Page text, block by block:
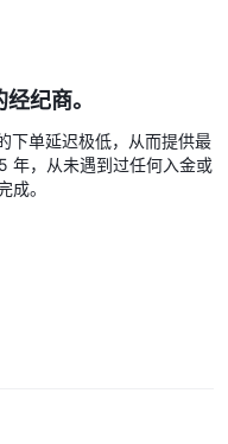
纪商。
下单延迟极低，从而提供最
年，从未遇到过任何入金或
成。